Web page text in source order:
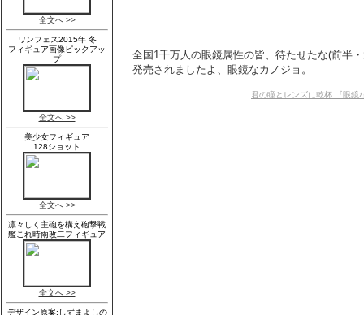
全国1千万人の眼鏡属性の皆、待たせたな(前半
発売されましたよ、眼鏡なカノジョ。
君の瞳とレンズに乾杯 『眼鏡